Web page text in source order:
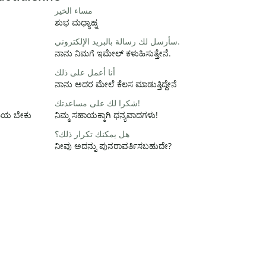
مساء الخير
ಶುಭ ಮಧ್ಯಾಹ್ನ
سأرسل لك رسالة بالبريد الإلكتروني.
ನಾನು ನಿಮಗೆ ಇಮೇಲ್ ಕಳುಹಿಸುತ್ತೇನೆ.
أنا أعمل على ذلك
ನಾನು ಅದರ ಮೇಲೆ ಕೆಲಸ ಮಾಡುತ್ತಿದ್ದೇನೆ
ಬೇಕು
شكرا لك على مساعدتك!
ನಿಮ್ಮ ಸಹಾಯಕ್ಕಾಗಿ ಧನ್ಯವಾದಗಳು!
هل يمكنك تكرار ذلك؟
ನೀವು ಅದನ್ನು ಪುನರಾವರ್ತಿಸಬಹುದೇ?